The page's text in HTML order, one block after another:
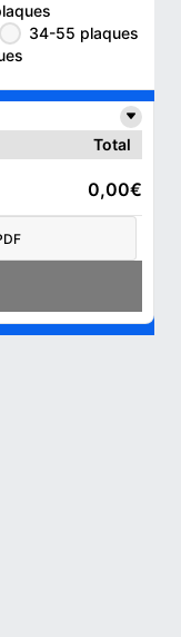
34-55 plaques
Total
0,00€